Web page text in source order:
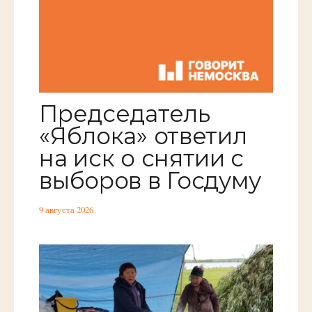
Председатель
«Яблока» ответил
на иск о снятии с
выборов в Госдуму
9 августа 2026